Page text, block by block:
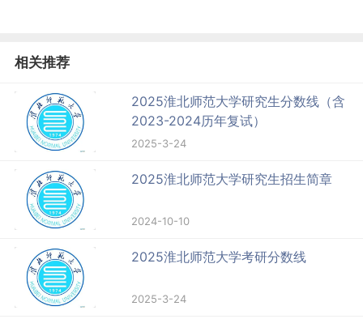
相关推荐
2025淮北师范大学研究生分数线（含
2023-2024历年复试）
2025-3-24
2025淮北师范大学研究生招生简章
2024-10-10
2025淮北师范大学考研分数线
2025-3-24